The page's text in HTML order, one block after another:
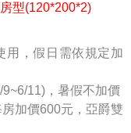
型(120*200*2)
用，假日需依規定加
11)，暑假不加價
加價600元，亞爵雙